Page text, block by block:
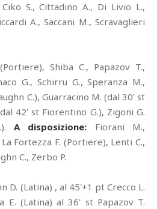
S., Cittadino A., Di Livio L.,
A., Saccani M., Scravaglieri
Shiba C., Papazov T.,
G., Schirru G., Speranza M.,
C.), Guarracino M. (dal 30' st
42' st Fiorentino G.), Zigoni G.
A disposizione: Fiorani M.,
Fortezza F. (Portiere), Lenti C.,
C., Zerbo P.
D. (Latina) , al 45'+1 pt Crecco L.
E. (Latina) al 36' st Papazov T.